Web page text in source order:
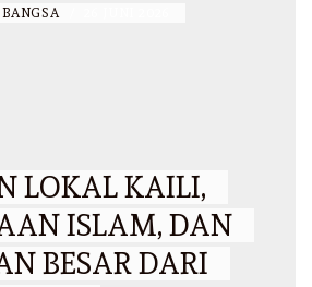
LOKAL KAILI,
ISLAM, DAN
BESAR DARI